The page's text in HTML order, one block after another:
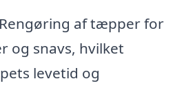
Rengøring af tæpper for
og snavs, hvilket
levetid og